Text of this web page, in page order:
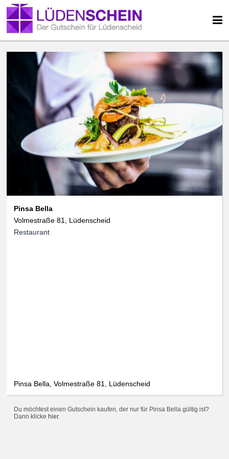
Pinsa Bella
Volmestraße 81, Lüdenscheid
Restaurant
Pinsa Bella, Volmestraße 81, Lüdenscheid
Du möchtest einen Gutschein kaufen, der nur für Pinsa Bella gültig ist?
Dann klicke hier.